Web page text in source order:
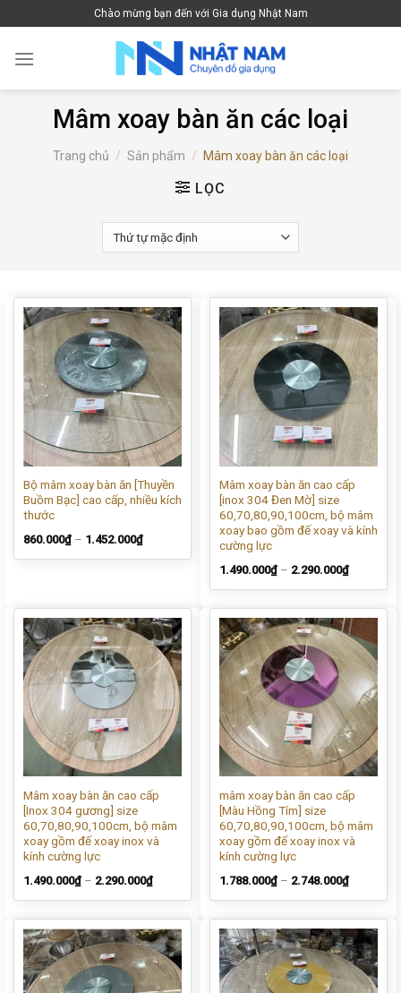
to
content
Chào mừng bạn đến với Gia dụng Nhật Nam
Mâm xoay bàn ăn các loại
Trang chủ / Sản phẩm / Mâm xoay bàn ăn các loại
LỌC
Bộ mâm xoay bàn ăn [Thuyền
Buồm Bạc] cao cấp, nhiều kích
thước
860.000₫– 1.452.000₫
Mâm xoay bàn ăn cao cấp
[inox 304 Đen Mờ] size
60,70,80,90,100cm, bộ mâm
xoay bao gồm đế xoay và kính
cường lực
1.490.000₫– 2.290.000₫
Mâm xoay bàn ăn cao cấp
[Inox 304 gương] size
60,70,80,90,100cm, bộ mâm
xoay gồm đế xoay inox và
kính cường lực
1.490.000₫– 2.290.000₫
mâm xoay bàn ăn cao cấp
[Màu Hồng Tím] size
60,70,80,90,100cm, bộ mâm
xoay gồm đế xoay inox và
kính cường lực
1.788.000₫– 2.748.000₫